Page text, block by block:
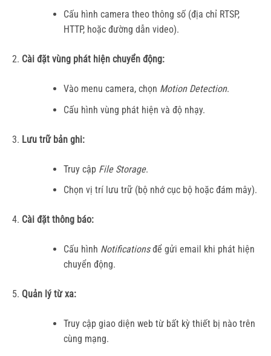
Cấu hình camera theo thông số (địa chỉ RTSP,
HTTP, hoặc đường dẫn video).
Cài đặt vùng phát hiện chuyển động:
Vào menu camera, chọn Motion Detection.
Cấu hình vùng phát hiện và độ nhạy.
Lưu trữ bản ghi:
Truy cập File Storage.
Chọn vị trí lưu trữ (bộ nhớ cục bộ hoặc đám mây).
Cài đặt thông báo:
Cấu hình Notificationsđể gửi email khi phát hiện
chuyển động.
Quản lý từ xa:
Truy cập giao diện web từ bất kỳ thiết bị nào trên
cùng mạng.